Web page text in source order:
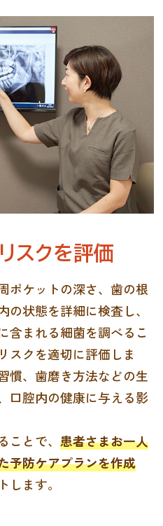
スクを評価
ポケットの深さ、歯の根
状態を詳細に検査し、
含まれる細菌を調べるこ
スクを適切に評価しま
慣、歯磨き方法などの生
口腔内の健康に与える影
とで、 患者さまお一人
予防ケアプランを作成
します。